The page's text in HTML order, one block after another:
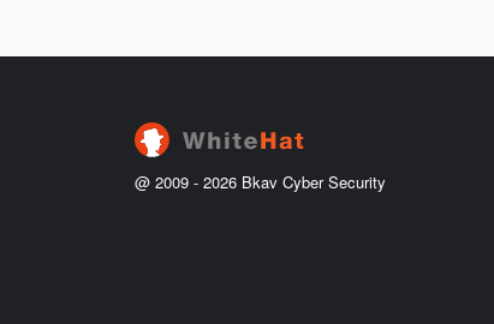
b
ầ
u
@ 2009 - 2026 Bkav Cyber Security